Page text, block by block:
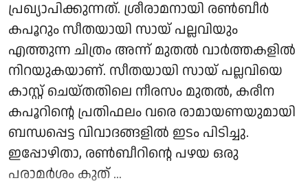
പ്രഖ്യാപിക്കുന്നത്. ശ്രീരാമനായി രൺബീർ
കപൂറും സീതയായി സായ് പല്ലവിയും
എത്തുന്ന ചിത്രം അന്ന് മുതൽ വാർത്തകളിൽ
നിറയുകയാണ്. സീതയായി സായ് പല്ലവിയെ
കാസ്റ്റ് ചെയ്തതിലെ നീരസം മുതൽ, കരീന
കപൂറിന്റെ പ്രതിഫലം വരെ രാമായണയുമായി
ബന്ധപ്പെട്ട വിവാദങ്ങളിൽ ഇടം പിടിച്ചു.
ഇപ്പോഴിതാ, രൺബീറിന്റെ പഴയ ഒരു
പരാമർശം കുത് ...